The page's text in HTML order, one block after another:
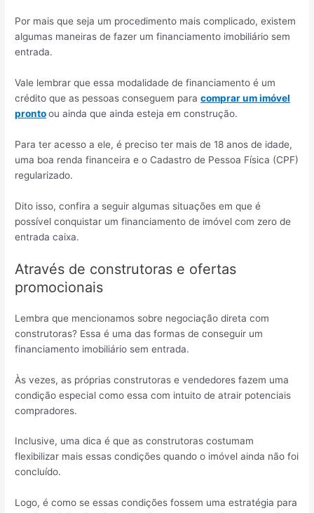
Por mais que seja um procedimento mais complicado, existem
algumas maneiras de fazer um financiamento imobiliário sem
entrada.
Vale lembrar que essa modalidade de financiamento é um
crédito que as pessoas conseguem paracomprar um imóvel
prontoou ainda que ainda esteja em construção.
Para ter acesso a ele, é preciso ter mais de 18 anos de idade,
uma boa renda financeira e o Cadastro de Pessoa Física (CPF)
regularizado.
Dito isso, confira a seguir algumas situações em que é
possível conquistar um financiamento de imóvel com zero de
entrada caixa.
Através de construtoras e ofertas
promocionais
Lembra que mencionamos sobre negociação direta com
construtoras? Essa é uma das formas de conseguir um
financiamento imobiliário sem entrada.
Às vezes, as próprias construtoras e vendedores fazem uma
condição especial como essa com intuito de atrair potenciais
compradores.
Inclusive, uma dica é que as construtoras costumam
flexibilizar mais essas condições quando o imóvel ainda não foi
concluído.
Logo, é como se essas condições fossem uma estratégia para